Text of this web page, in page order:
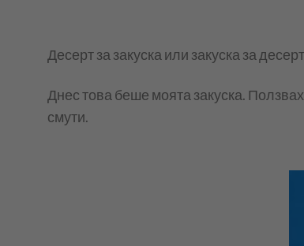
Десерт за закуска или закуска за
Днес това беше моята закуска.
смути.